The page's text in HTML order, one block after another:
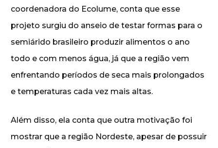
coordenadora do Ecolume, conta que esse
projeto surgiu do anseio de testar formas para o
semiárido brasileiro produzir alimentos o ano
todo e com menos água, já que a região vem
enfrentando períodos de seca mais prolongados
e temperaturas cada vez mais altas.
Além disso, ela conta que outra motivação foi
mostrar que a região Nordeste, apesar de possuir